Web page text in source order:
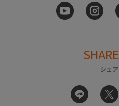
SHARE
シェア